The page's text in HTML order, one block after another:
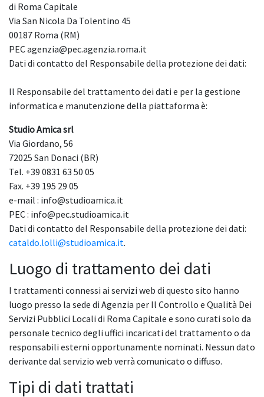
di Roma Capitale
Via San Nicola Da Tolentino 45
00187 Roma (RM)
PEC agenzia@pec.agenzia.roma.it
Dati di contatto del Responsabile della protezione dei dati:
Il Responsabile del trattamento dei dati e per la gestione
informatica e manutenzione della piattaforma è:
Studio Amica srl
Via Giordano, 56
72025 San Donaci (BR)
Tel. +39 0831 63 50 05
Fax. +39 195 29 05
e-mail : info@studioamica.it
PEC : info@pec.studioamica.it
Dati di contatto del Responsabile della protezione dei dati:
cataldo.lolli@studioamica.it.
Luogo di trattamento dei dati
I trattamenti connessi ai servizi web di questo sito hanno
luogo presso la sede di Agenzia per Il Controllo e Qualità Dei
Servizi Pubblici Locali di Roma Capitale e sono curati solo da
personale tecnico degli uffici incaricati del trattamento o da
responsabili esterni opportunamente nominati. Nessun dato
derivante dal servizio web verrà comunicato o diffuso.
Tipi di dati trattati